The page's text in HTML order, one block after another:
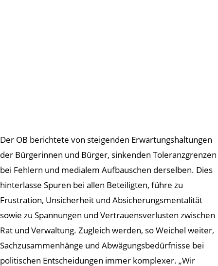
Der OB berichtete von steigenden Erwartungshaltungen
der Bürgerinnen und Bürger, sinkenden Toleranzgrenzen
bei Fehlern und medialem Aufbauschen derselben. Dies
hinterlasse Spuren bei allen Beteiligten, führe zu
Frustration, Unsicherheit und Absicherungsmentalität
sowie zu Spannungen und Vertrauensverlusten zwischen
Rat und Verwaltung. Zugleich werden, so Weichel weiter,
Sachzusammenhänge und Abwägungsbedürfnisse bei
politischen Entscheidungen immer komplexer. „Wir